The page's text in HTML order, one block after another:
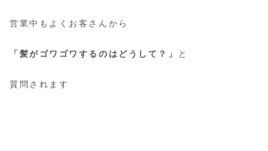
営業中もよくお客さんから
「髪がゴワゴワするのはどうして？」 と
質問されます